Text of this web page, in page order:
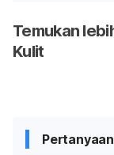
Temukan
Kulit